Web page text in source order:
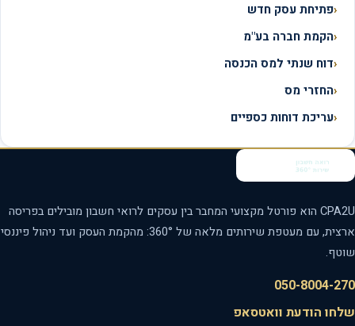
פתיחת עסק חדש
הקמת חברה בע"מ
דוח שנתי למס הכנסה
החזרי מס
עריכת דוחות כספיים
CPA2U הוא פורטל מקצועי המחבר בין עסקים לרואי חשבון מובילים בפריסה
ארצית, עם מעטפת שירותים מלאה של 360°: מהקמת העסק ועד ניהול פיננסי
050-8004-
הודעת וואטסאפ